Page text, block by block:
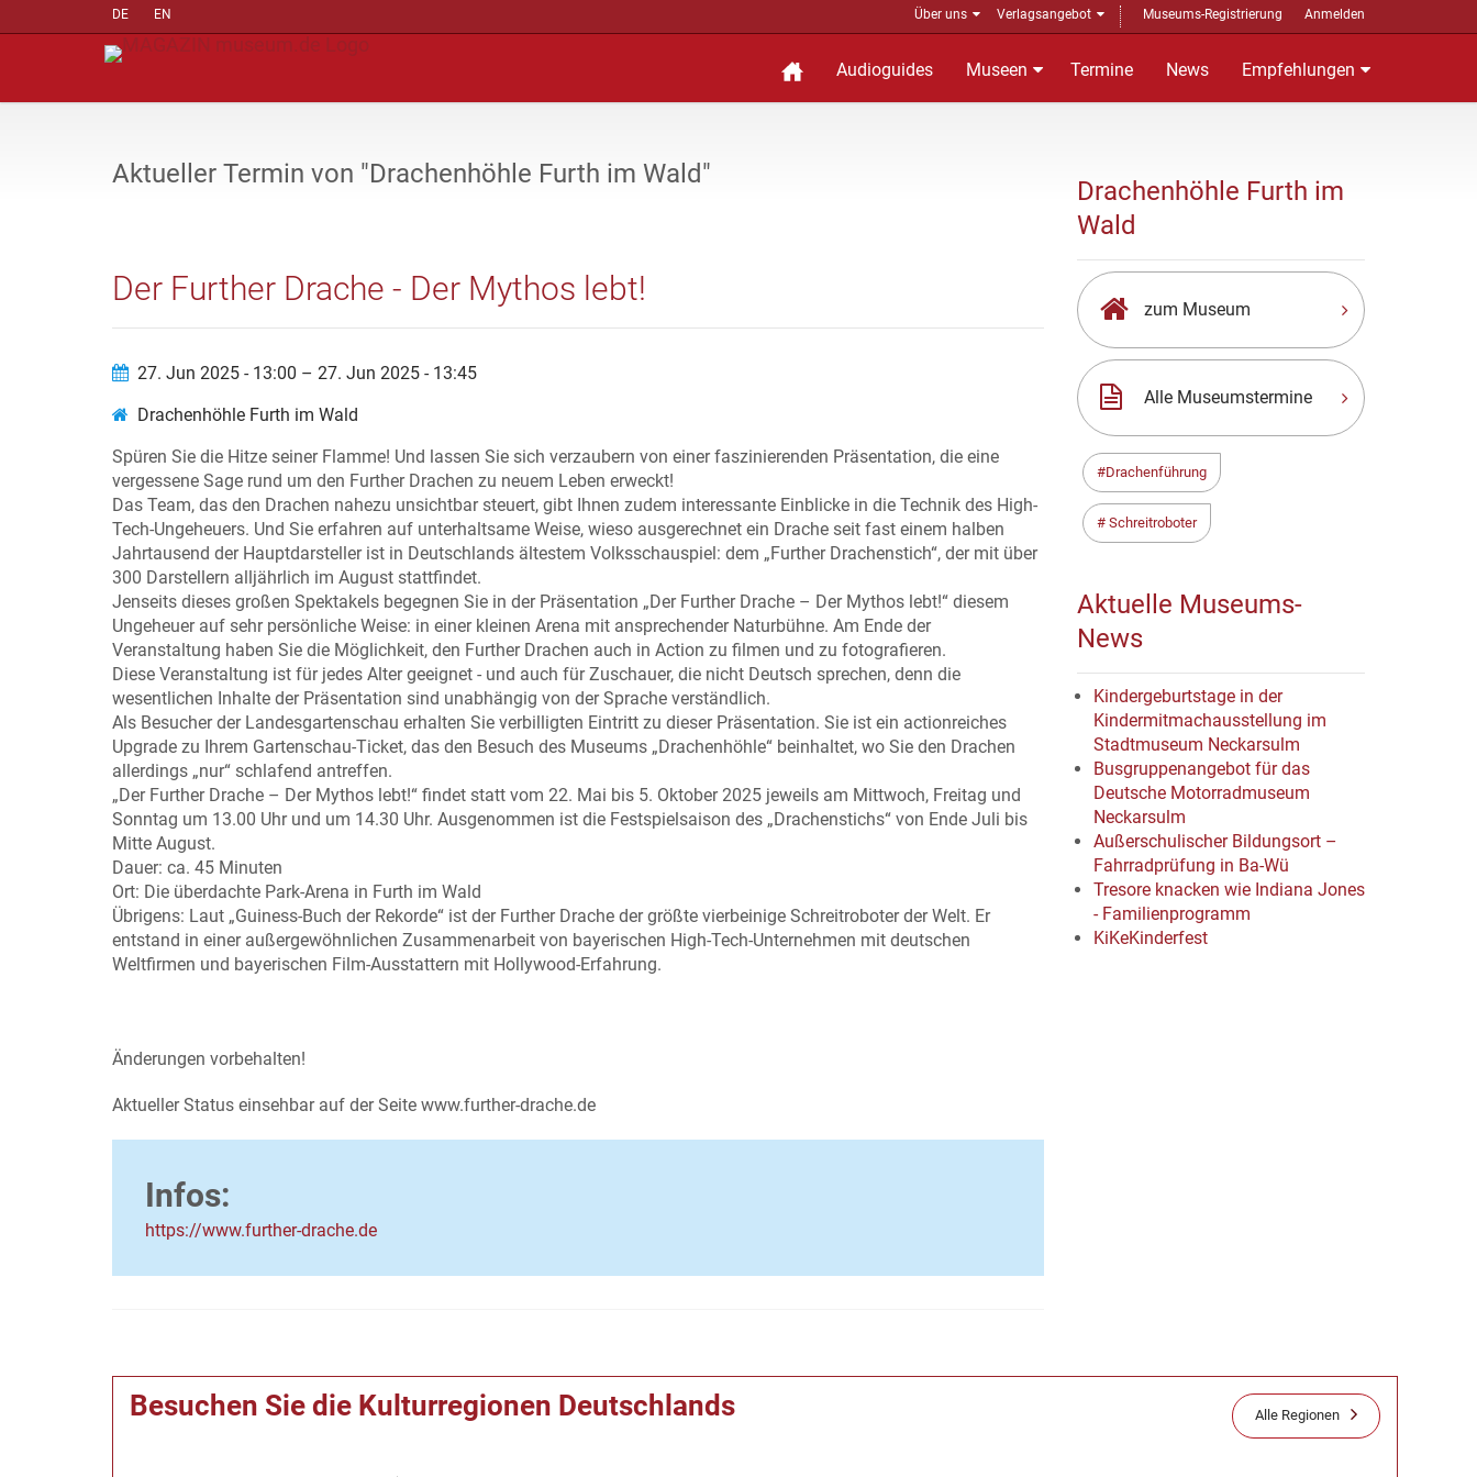
DE EN Über uns Verlagsangebot Museums-Registrierung Anmelden
Audioguides Museen Termine News Empfehlungen
Aktueller Termin von "Drachenhöhle Furth im Wald"
Der Further Drache - Der Mythos lebt!
27. Jun 2025 - 13:00 – 27. Jun 2025 - 13:45
Drachenhöhle Furth im Wald
Spüren Sie die Hitze seiner Flamme! Und lassen Sie sich verzaubern von einer faszinierenden Präsentation, die eine
vergessene Sage rund um den Further Drachen zu neuem Leben erweckt!
Das Team, das den Drachen nahezu unsichtbar steuert, gibt Ihnen zudem interessante Einblicke in die Technik des High-
Tech-Ungeheuers. Und Sie erfahren auf unterhaltsame Weise, wieso ausgerechnet ein Drache seit fast einem halben
Jahrtausend der Hauptdarsteller ist in Deutschlands ältestem Volksschauspiel: dem „Further Drachenstich“, der mit über
300 Darstellern alljährlich im August stattfindet.
Jenseits dieses großen Spektakels begegnen Sie in der Präsentation „Der Further Drache – Der Mythos lebt!“ diesem
Ungeheuer auf sehr persönliche Weise: in einer kleinen Arena mit ansprechender Naturbühne. Am Ende der
Veranstaltung haben Sie die Möglichkeit, den Further Drachen auch in Action zu filmen und zu fotografieren.
Diese Veranstaltung ist für jedes Alter geeignet - und auch für Zuschauer, die nicht Deutsch sprechen, denn die
wesentlichen Inhalte der Präsentation sind unabhängig von der Sprache verständlich.
Als Besucher der Landesgartenschau erhalten Sie verbilligten Eintritt zu dieser Präsentation. Sie ist ein actionreiches
Upgrade zu Ihrem Gartenschau-Ticket, das den Besuch des Museums „Drachenhöhle“ beinhaltet, wo Sie den Drachen
allerdings „nur“ schlafend antreffen.
„Der Further Drache – Der Mythos lebt!“ findet statt vom 22. Mai bis 5. Oktober 2025 jeweils am Mittwoch, Freitag und
Sonntag um 13.00 Uhr und um 14.30 Uhr. Ausgenommen ist die Festspielsaison des „Drachenstichs“ von Ende Juli bis
Mitte August.
Dauer: ca. 45 Minuten
Ort: Die überdachte Park-Arena in Furth im Wald
Übrigens: Laut „Guiness-Buch der Rekorde“ ist der Further Drache der größte vierbeinige Schreitroboter der Welt. Er
entstand in einer außergewöhnlichen Zusammenarbeit von bayerischen High-Tech-Unternehmen mit deutschen
Weltfirmen und bayerischen Film-Ausstattern mit Hollywood-Erfahrung.
Änderungen vorbehalten!
Aktueller Status einsehbar auf der Seite www.further-drache.de
Infos:
https://www.further-drache.de
Besuchen Sie die Kulturregionen Deutschlands Alle Regionen
Drachenhöhle Furth im
Wald
zum Museum
Alle Museumstermine
Drachenführung
Schreitroboter
Aktuelle Museums-
News
Kindergeburtstage in der
Kindermitmachausstellung im
Stadtmuseum Neckarsulm
Busgruppenangebot für das
Deutsche Motorradmuseum
Neckarsulm
Außerschulischer Bildungsort –
Fahrradprüfung in Ba-Wü
Tresore knacken wie Indiana Jones
- Familienprogramm
KiKeKinderfest